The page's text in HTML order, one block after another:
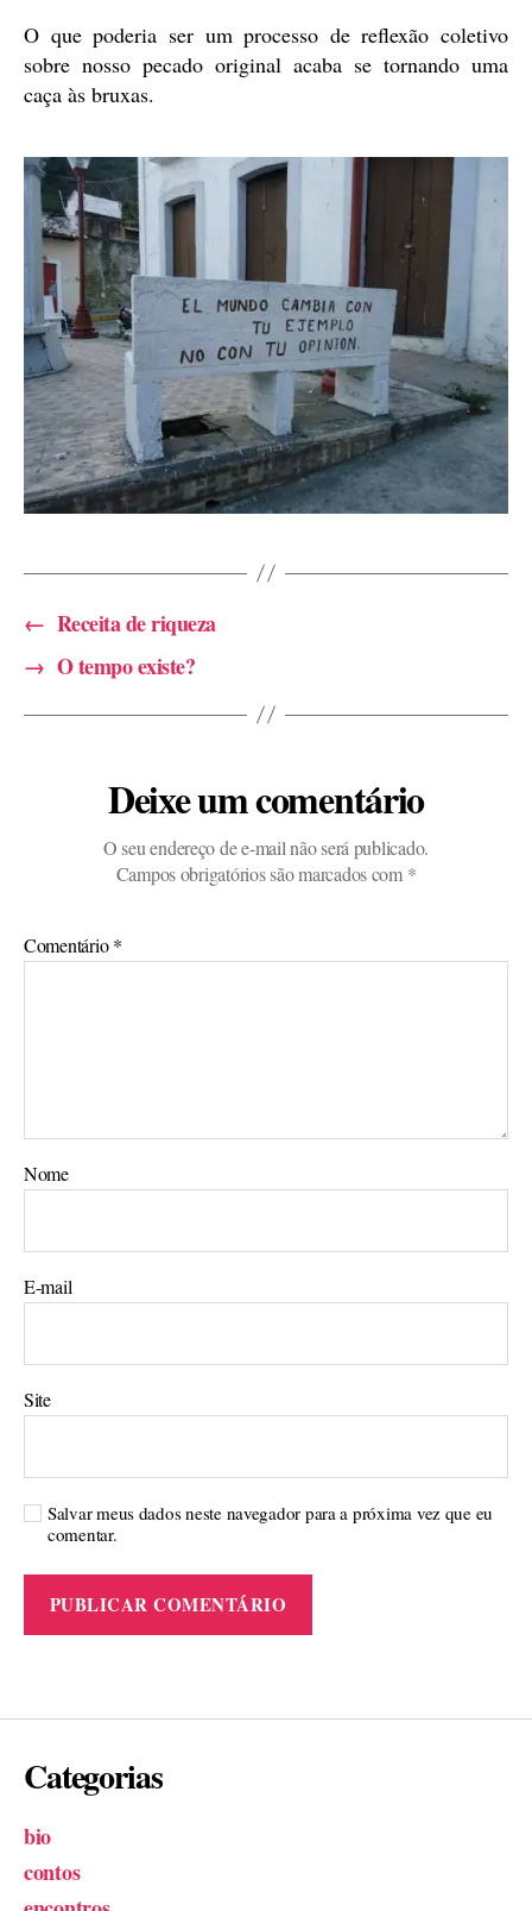
O que poderia ser um processo de reflexão coletivo
sobre nosso pecado original acaba se tornando uma
caça às bruxas.
← Receita de riqueza
→ O tempo existe?
Deixe um comentário
O seu endereço de e-mail não será publicado.
Campos obrigatórios são marcados com *
Comentário*
Nome
E-mail
Site
Salvar meus dados neste navegador para a próxima vez que eu
comentar.
Categorias
bio
contos